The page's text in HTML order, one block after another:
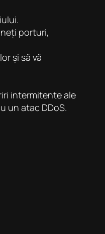
porturi,
și să vă
intermitente ale
un atac DDoS.